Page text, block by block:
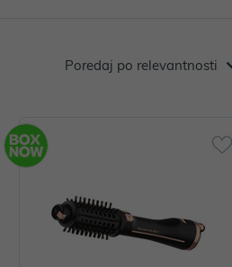
Poredaj po relevantnosti